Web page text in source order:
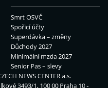
Smrt OSVČ
Spořicí účty
Superdávka – změny
Důchody 2027
Minimální mzda 2027
Senior Pas – slevy
NEWS CENTER a.s.
3493/1, 100 00 Praha 10 -